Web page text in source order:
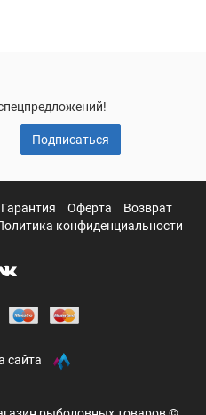
Подписаться
Гарантия Оферта
Возврат
конфиденциальности
сайта